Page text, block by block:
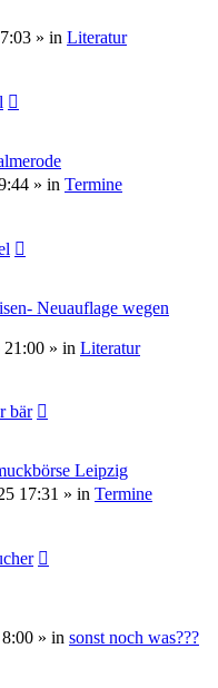
» in Literatur
» in Termine
Neuauflage wegen
21:00 » in Literatur
bär
Leipzig
17:31 » in Termine
» in sonst noch was???